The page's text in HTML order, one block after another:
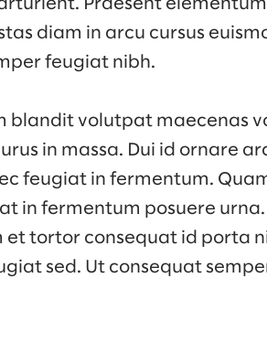
Praesent
diam in arcu cursus
feugiat nibh.
blandit volutpat maecenas
in massa. Dui id ornare
feugiat in fermentum.
in fermentum posuere
et tortor consequat id porta
sed. Ut consequat